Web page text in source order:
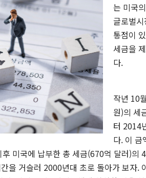
는 미국
글로벌
통점이
세금을
다.
작년 10
원)의 세
터 2014
다. 이 금
후 미국에 납부한 총 세금(670억 달러)의
을 거슬러 2000년대 초로 돌아가 보자.